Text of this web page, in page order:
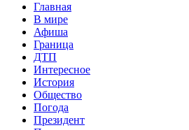
Главная
В мире
Афиша
Граница
ДТП
Интересное
История
Общество
Погода
Президент